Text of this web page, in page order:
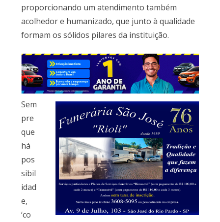
proporcionando um atendimento também
acolhedor e humanizado, que junto à qualidade
formam os sólidos pilares da instituição.
Sem
pre
que
há
pos
sibil
idad
e,
‘co